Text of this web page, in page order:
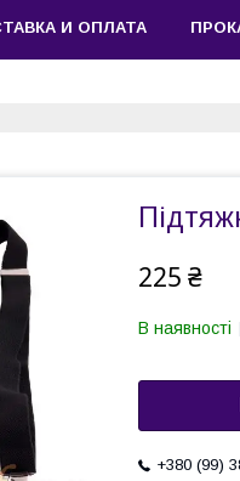
И ОПЛАТА
225 ₴
В наявності
+380 (99)